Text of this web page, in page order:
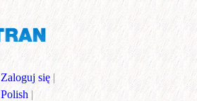
Zaloguj się |
Polish |